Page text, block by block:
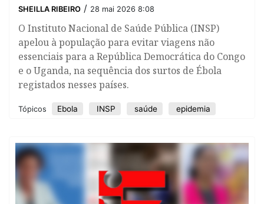
SHEILLA RIBEIRO / 28 mai 2026 8:08
O Instituto Nacional de Saúde Pública (INSP)
apelou à população para evitar viagens não
essenciais para a República Democrática do Congo
e o Uganda, na sequência dos surtos de Ébola
registados nesses países.
Tópicos Ebola INSP saúde epidemia